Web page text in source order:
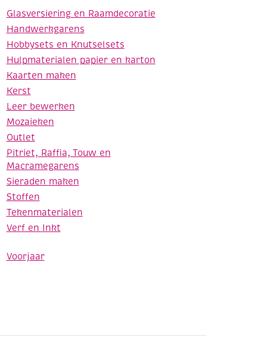
Glasversiering en Raamdecoratie
Handwerkgarens
Hobbysets en Knutselsets
Hulpmaterialen papier en karton
Kaarten maken
Kerst
Leer bewerken
Mozaieken
Outlet
Pitriet, Raffia, Touw en
Macramegarens
Sieraden maken
Stoffen
Tekenmaterialen
Verf en Inkt
Voorjaar